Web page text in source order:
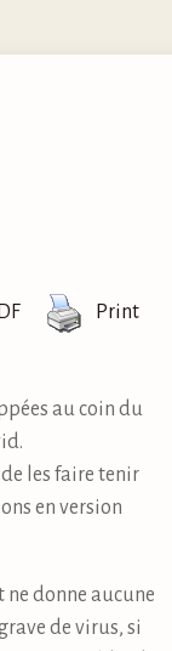
Seminars
Print
au coin du
les faire tenir
en version
donne aucune
de virus, si